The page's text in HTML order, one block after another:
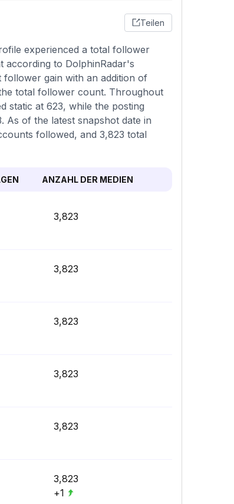
Teilen
experienced a total follower
according to DolphinRadar's
gain with an addition of
total follower count. Throughout
static at 623, while the posting
As of the latest snapshot date in
followed, and 3,823 total
ANZAHL DER MEDIEN
3,823
3,823
3,823
3,823
3,823
3,823
+1